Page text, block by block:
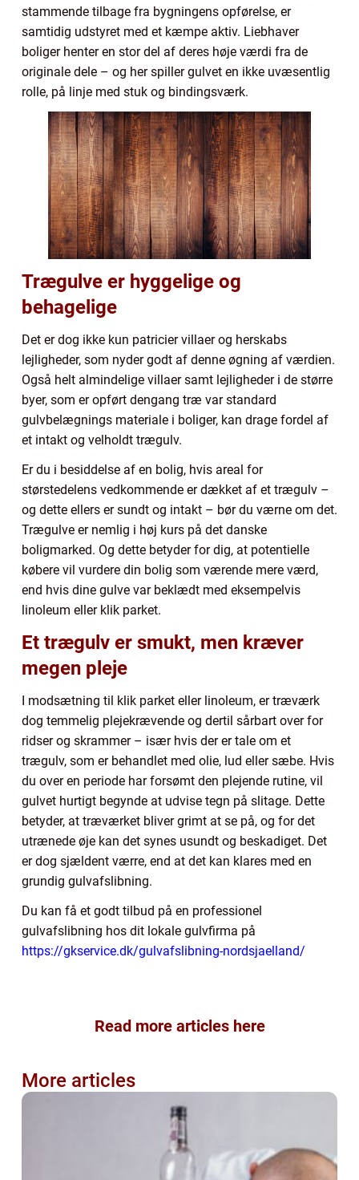
stammende tilbage fra bygningens opførelse, er
samtidig udstyret med et kæmpe aktiv. Liebhaver
boliger henter en stor del af deres høje værdi fra de
originale dele – og her spiller gulvet en ikke uvæsentlig
rolle, på linje med stuk og bindingsværk.
Trægulve er hyggelige og
behagelige
Det er dog ikke kun patricier villaer og herskabs
lejligheder, som nyder godt af denne øgning af værdien.
Også helt almindelige villaer samt lejligheder i de større
byer, som er opført dengang træ var standard
gulvbelægnings materiale i boliger, kan drage fordel af
et intakt og velholdt trægulv.
Er du i besiddelse af en bolig, hvis areal for
størstedelens vedkommende er dækket af et trægulv –
og dette ellers er sundt og intakt – bør du værne om det.
Trægulve er nemlig i høj kurs på det danske
boligmarked. Og dette betyder for dig, at potentielle
købere vil vurdere din bolig som værende mere værd,
end hvis dine gulve var beklædt med eksempelvis
linoleum eller klik parket.
Et trægulv er smukt, men kræver
megen pleje
I modsætning til klik parket eller linoleum, er træværk
dog temmelig plejekrævende og dertil sårbart over for
ridser og skrammer – især hvis der er tale om et
trægulv, som er behandlet med olie, lud eller sæbe. Hvis
du over en periode har forsømt den plejende rutine, vil
gulvet hurtigt begynde at udvise tegn på slitage. Dette
betyder, at træværket bliver grimt at se på, og for det
utrænede øje kan det synes usundt og beskadiget. Det
er dog sjældent værre, end at det kan klares med en
grundig gulvafslibning.
Du kan få et godt tilbud på en professionel
gulvafslibning hos dit lokale gulvfirma på
https://gkservice.dk/gulvafslibning-nordsjaelland/
Read more articles here
More articles